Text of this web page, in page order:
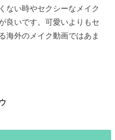
ない時やセクシーなメイク
良いです。可愛いよりもセ
海外のメイク動画ではあま